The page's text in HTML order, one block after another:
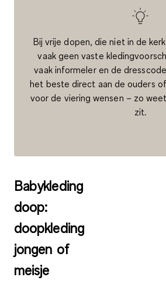
Bij vrije dopen, die niet in de
vaak geen vaste
vaak informeler en de
het beste direct aan de ouders
voor de viering wensen – zo
zit.
Babykleding
doop:
doopkleding
jongen of
meisje